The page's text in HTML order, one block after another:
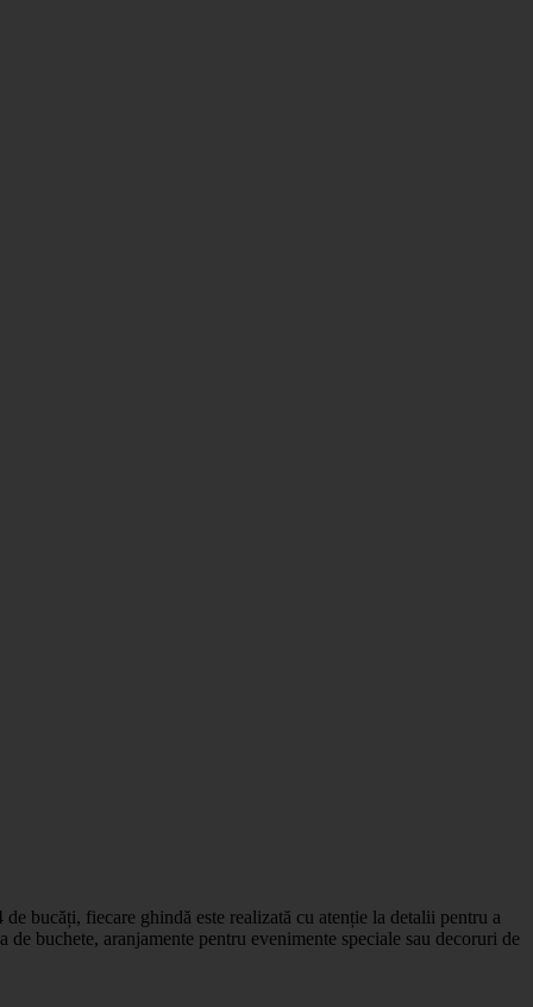
bucăți, fiecare ghindă este realizată cu atenție la detalii pentru a
buchete, aranjamente pentru evenimente speciale sau decoruri de